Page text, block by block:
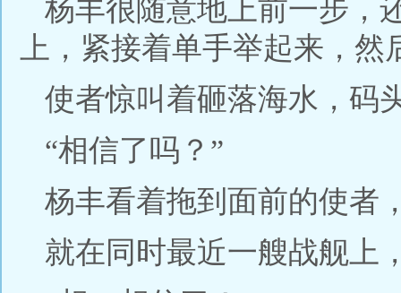
杨丰很随意地上前一步，
上，紧接着单手举起来，
使者惊叫着砸落海水，
“相信了吗？”
杨丰看着拖到面前的使者
就在同时最近一艘战舰